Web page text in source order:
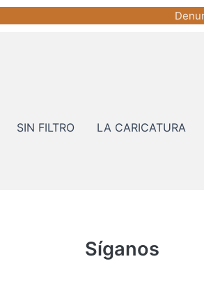
SIN FILTRO LA CARICATURA
Síganos